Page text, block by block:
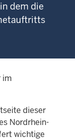
dem die
im
dieser
Nordrhein-
wichtige